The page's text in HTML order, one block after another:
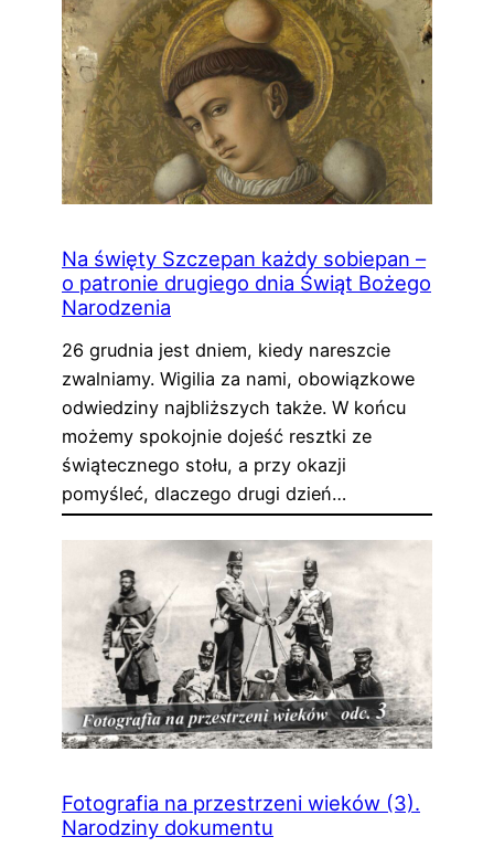
Na święty Szczepan każdy sobiepan –
o patronie drugiego dnia Świąt Bożego
Narodzenia
26 grudnia jest dniem, kiedy nareszcie
zwalniamy. Wigilia za nami, obowiązkowe
odwiedziny najbliższych także. W końcu
możemy spokojnie dojeść resztki ze
świątecznego stołu, a przy okazji
pomyśleć, dlaczego drugi dzień…
Fotografia na przestrzeni wieków (3).
Narodziny dokumentu